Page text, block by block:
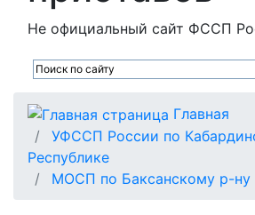
Не официальный сайт ФССП
Главная
УФССП России по
Республике
МОСП по Баксанскому р-ну